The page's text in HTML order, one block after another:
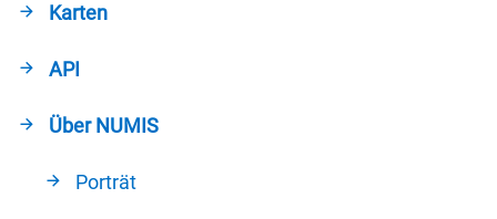
Karten
API
Über NUMIS
Porträt